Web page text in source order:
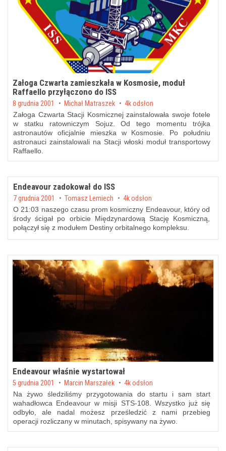
Załoga Czwarta zamieszkała w Kosmosie, moduł
Raffaello przyłączono do ISS
Posted on
8 grudnia 2001 by Michał Matraszek 4k odsłon
Załoga Czwarta Stacji Kosmicznej zainstalowała swoje fotele
w statku ratowniczym Sojuz. Od tego momentu trójka
astronautów oficjalnie mieszka w Kosmosie. Po południu
astronauci zainstalowali na Stacji włoski moduł transportowy
Raffaello.
Endeavour zadokował do ISS
Posted on
7 grudnia 2001 byTomasz Lemiech 4k odsłon
O 21:03 naszego czasu prom kosmiczny Endeavour, który od
środy ścigał po orbicie Międzynardową Stację Kosmiczną,
połączył się z modułem Destiny orbitalnego kompleksu.
Endeavour właśnie wystartował
Posted on
5 grudnia 2001 by Marcin Marszałek 4k odsłon
Na żywo śledziliśmy przygotowania do startu i sam start
wahadłowca Endeavour w misji STS-108. Wszystko już się
odbyło, ale nadal możesz prześledzić z nami przebieg
operacji rozliczany w minutach, spisywany na żywo.